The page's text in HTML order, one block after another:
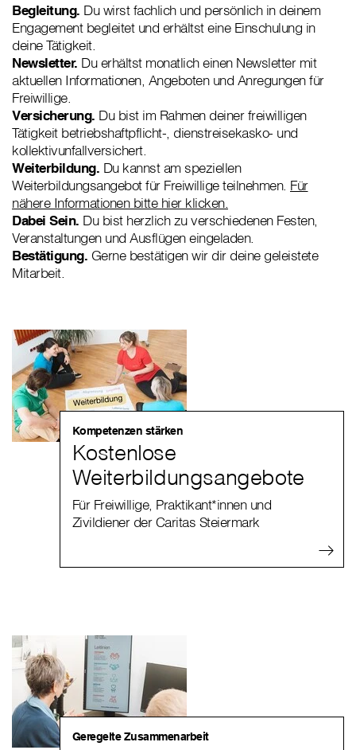
Begleitung. Du wirst fachlich und persönlich in deinem
Engagement begleitet und erhältst eine Einschulung in
deine Tätigkeit.
Newsletter. Du erhältst monatlich einen Newsletter mit
aktuellen Informationen, Angeboten und Anregungen für
Freiwillige.
Versicherung. Du bist im Rahmen deiner freiwilligen
Tätigkeit betriebshaftpflicht-, dienstreisekasko- und
kollektivunfallversichert.
Weiterbildung. Du kannst am speziellen
Weiterbildungsangebot für Freiwillige teilnehmen. Für
nähere Informationen bitte hier klicken.
Dabei Sein. Du bist herzlich zu verschiedenen Festen,
Veranstaltungen und Ausflügen eingeladen.
Bestätigung. Gerne bestätigen wir dir deine geleistete
Mitarbeit.
Kompetenzen stärken
Kostenlose
Weiterbildungsangebote
Für Freiwillige, Praktikant*innen und
Zivildiener der Caritas Steiermark
Geregelte Zusammenarbeit